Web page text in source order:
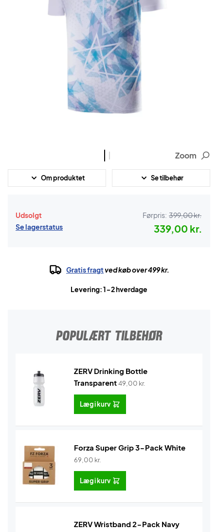
Zoom
Om produktet Se tilbehør
Udsolgt
Se lagerstatus
Førpris: 399,00 kr.
339,00 kr.
Gratis fragtved køb over 499 kr.
Levering: 1-2 hverdage
POPULÆRT TILBEHØR
ZERV Drinking Bottle
Transparent49,00 kr.
Læg i kurv
Forza Super Grip 3-Pack White
69,00 kr.
Læg i kurv
ZERV Wristband 2-Pack Navy